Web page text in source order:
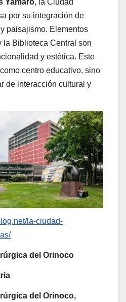
Yamaro, la Ciudad
por su integración de
paisajismo. Elementos
la Biblioteca Central son
y estética. Este
centro educativo, sino
de interacción cultural y
la-ciudad-
del Orinoco
del Orinoco,